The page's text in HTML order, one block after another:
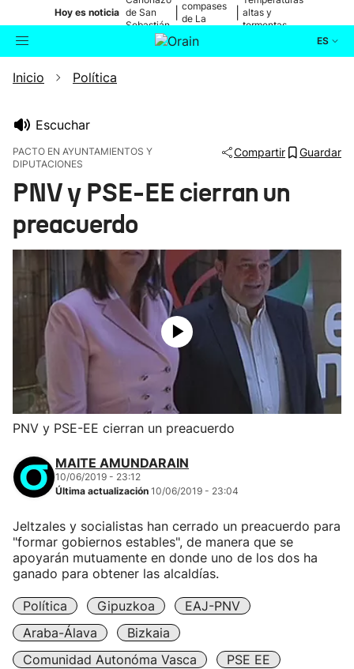
Hoy es noticia de San
Sebastián
compases
de La
altas y
tormentas
ES
Buscador
Eguraldia
Inicio Política
Escuchar
PACTO EN AYUNTAMIENTOS Y
DIPUTACIONES
Compartir Guardar
PNV y PSE-EE cierran un
preacuerdo
PNV y PSE-EE cierran un preacuerdo
MAITE AMUNDARAIN
10/06/2019 - 23:12
Última actualización 10/06/2019 - 23:04
Jeltzales y socialistas han cerrado un preacuerdo para
"formar gobiernos estables", de manera que se
apoyarán mutuamente en donde uno de los dos ha
ganado para obtener las alcaldías.
Política Gipuzkoa
EAJ-PNV
Araba-Álava
Bizkaia
Comunidad Autonóma Vasca
PSE EE